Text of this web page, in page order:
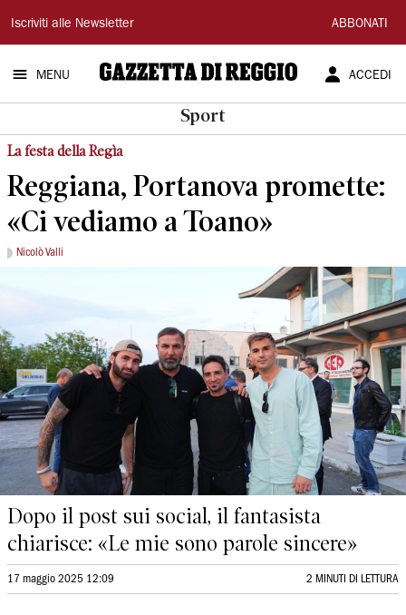
Gazzetta
di
Reggio
Iscriviti alle Newsletter ABBONATI
MENU ACCEDI
Sport
La festa della Regìa
Reggiana, Portanova promette:
«Ci vediamo a Toano»
Nicolò Valli
Dopo il post sui social, il fantasista
chiarisce: «Le mie sono parole sincere»
17 maggio 2025 12:09 2 MINUTI DI LETTURA